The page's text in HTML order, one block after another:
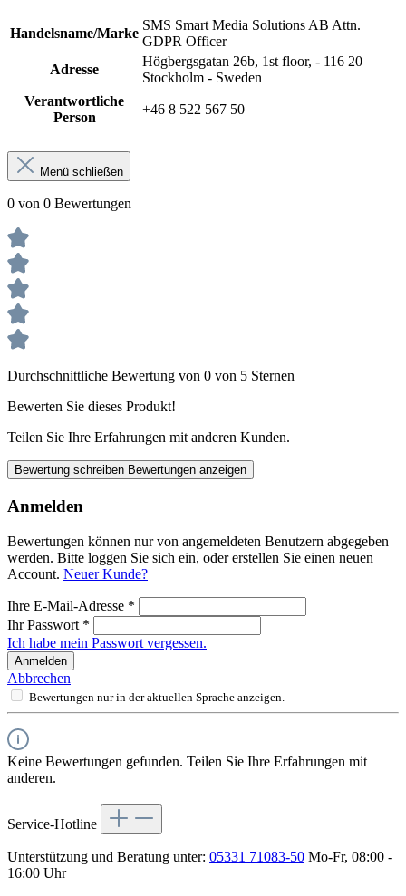
Handelsname/Marke
SMS Smart Media Solutions AB Attn.
GDPR Officer
Adresse
Högbergsgatan 26b, 1st floor, - 116 20
Stockholm - Sweden
Verantwortliche
Person
+46 8 522 567 50
Menü schließen
0 von 0 Bewertungen
Durchschnittliche Bewertung von 0 von 5 Sternen
Bewerten Sie dieses Produkt!
Teilen Sie Ihre Erfahrungen mit anderen Kunden.
Bewertung schreiben Bewertungen anzeigen
Anmelden
Bewertungen können nur von angemeldeten Benutzern abgegeben
werden. Bitte loggen Sie sich ein, oder erstellen Sie einen neuen
Account. Neuer Kunde?
Ihre E-Mail-Adresse *
Ihr Passwort *
Ich habe mein Passwort vergessen.
Anmelden
Abbrechen
Bewertungen nur in der aktuellen Sprache anzeigen.
Keine Bewertungen gefunden. Teilen Sie Ihre Erfahrungen mit
anderen.
Service-Hotline
Unterstützung und Beratung unter: 05331 71083-50 Mo-Fr, 08:00 -
16:00 Uhr